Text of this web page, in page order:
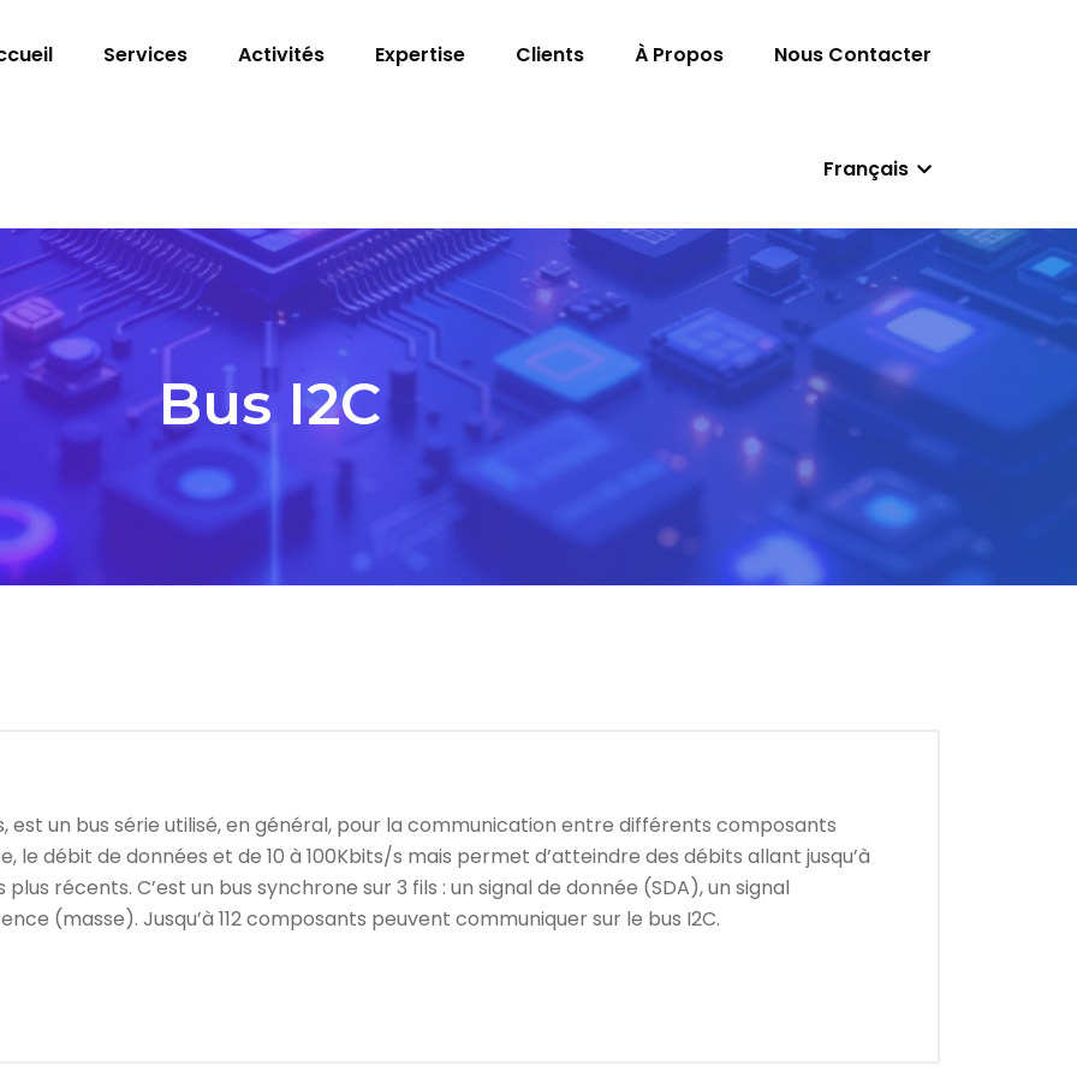
Services Activités Expertise Clients À Propos Nous Contacter
Français
Bus I2C
est un bus série utilisé, en général, pour la communication entre différents composants
le débit de données et de 10 à 100Kbits/s mais permet d’atteindre des débits allant jusqu’à
récents. C’est un bus synchrone sur 3 fils : un signal de donnée (SDA), un signal
(masse). Jusqu’à 112 composants peuvent communiquer sur le bus I2C.